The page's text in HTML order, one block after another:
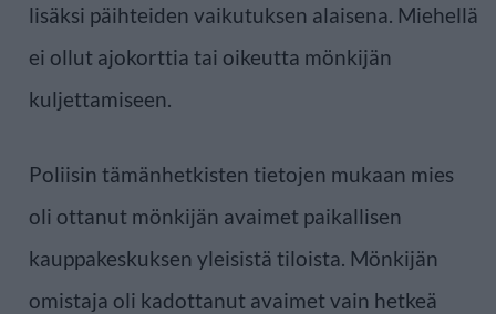
lisäksi päihteiden vaikutuksen alaisena. Miehellä
ei ollut ajokorttia tai oikeutta mönkijän
kuljettamiseen.
Poliisin tämänhetkisten tietojen mukaan mies
oli ottanut mönkijän avaimet paikallisen
kauppakeskuksen yleisistä tiloista. Mönkijän
omistaja oli kadottanut avaimet vain hetkeä